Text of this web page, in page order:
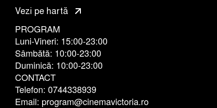
Vezi pe hartă
PROGRAM
Luni-Vineri: 15:00-23:00
Sâmbătă: 10:00-23:00
Duminică: 10:00-23:00
CONTACT
Telefon: 0744338939
Email: program@cinemavictoria.ro